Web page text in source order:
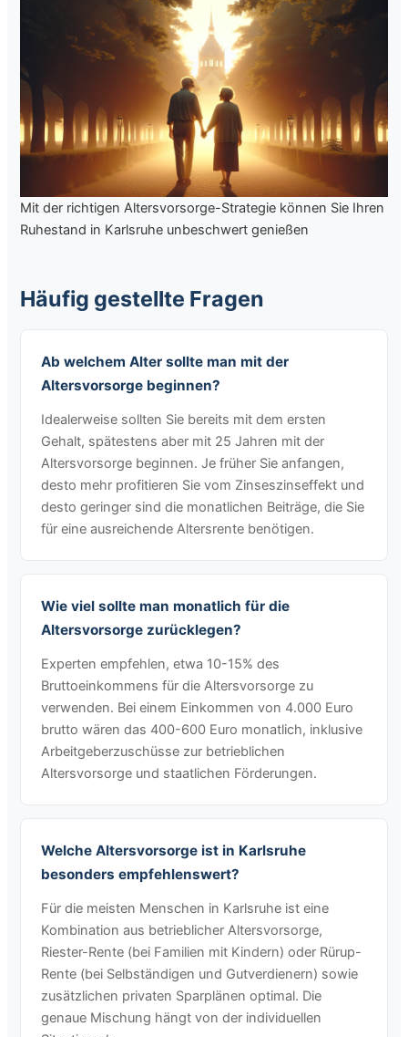
Mit der richtigen Altersvorsorge-Strategie können Sie Ihren
Ruhestand in Karlsruhe unbeschwert genießen
Häufig gestellte Fragen
Ab welchem Alter sollte man mit der
Altersvorsorge beginnen?
Idealerweise sollten Sie bereits mit dem ersten
Gehalt, spätestens aber mit 25 Jahren mit der
Altersvorsorge beginnen. Je früher Sie anfangen,
desto mehr profitieren Sie vom Zinseszinseffekt und
desto geringer sind die monatlichen Beiträge, die Sie
für eine ausreichende Altersrente benötigen.
Wie viel sollte man monatlich für die
Altersvorsorge zurücklegen?
Experten empfehlen, etwa 10-15% des
Bruttoeinkommens für die Altersvorsorge zu
verwenden. Bei einem Einkommen von 4.000 Euro
brutto wären das 400-600 Euro monatlich, inklusive
Arbeitgeberzuschüsse zur betrieblichen
Altersvorsorge und staatlichen Förderungen.
Welche Altersvorsorge ist in Karlsruhe
besonders empfehlenswert?
Für die meisten Menschen in Karlsruhe ist eine
Kombination aus betrieblicher Altersvorsorge,
Riester-Rente (bei Familien mit Kindern) oder Rürup-
Rente (bei Selbständigen und Gutverdienern) sowie
zusätzlichen privaten Sparplänen optimal. Die
genaue Mischung hängt von der individuellen